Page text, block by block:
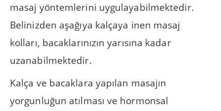
masaj yöntemlerini uygulayabilmektedir.
Belinizden aşağıya kalçaya inen masaj
kolları, bacaklarınızın yarısına kadar
uzanabilmektedir.
Kalça ve bacaklara yapılan masajın
yorgunluğun atılması ve hormonsal